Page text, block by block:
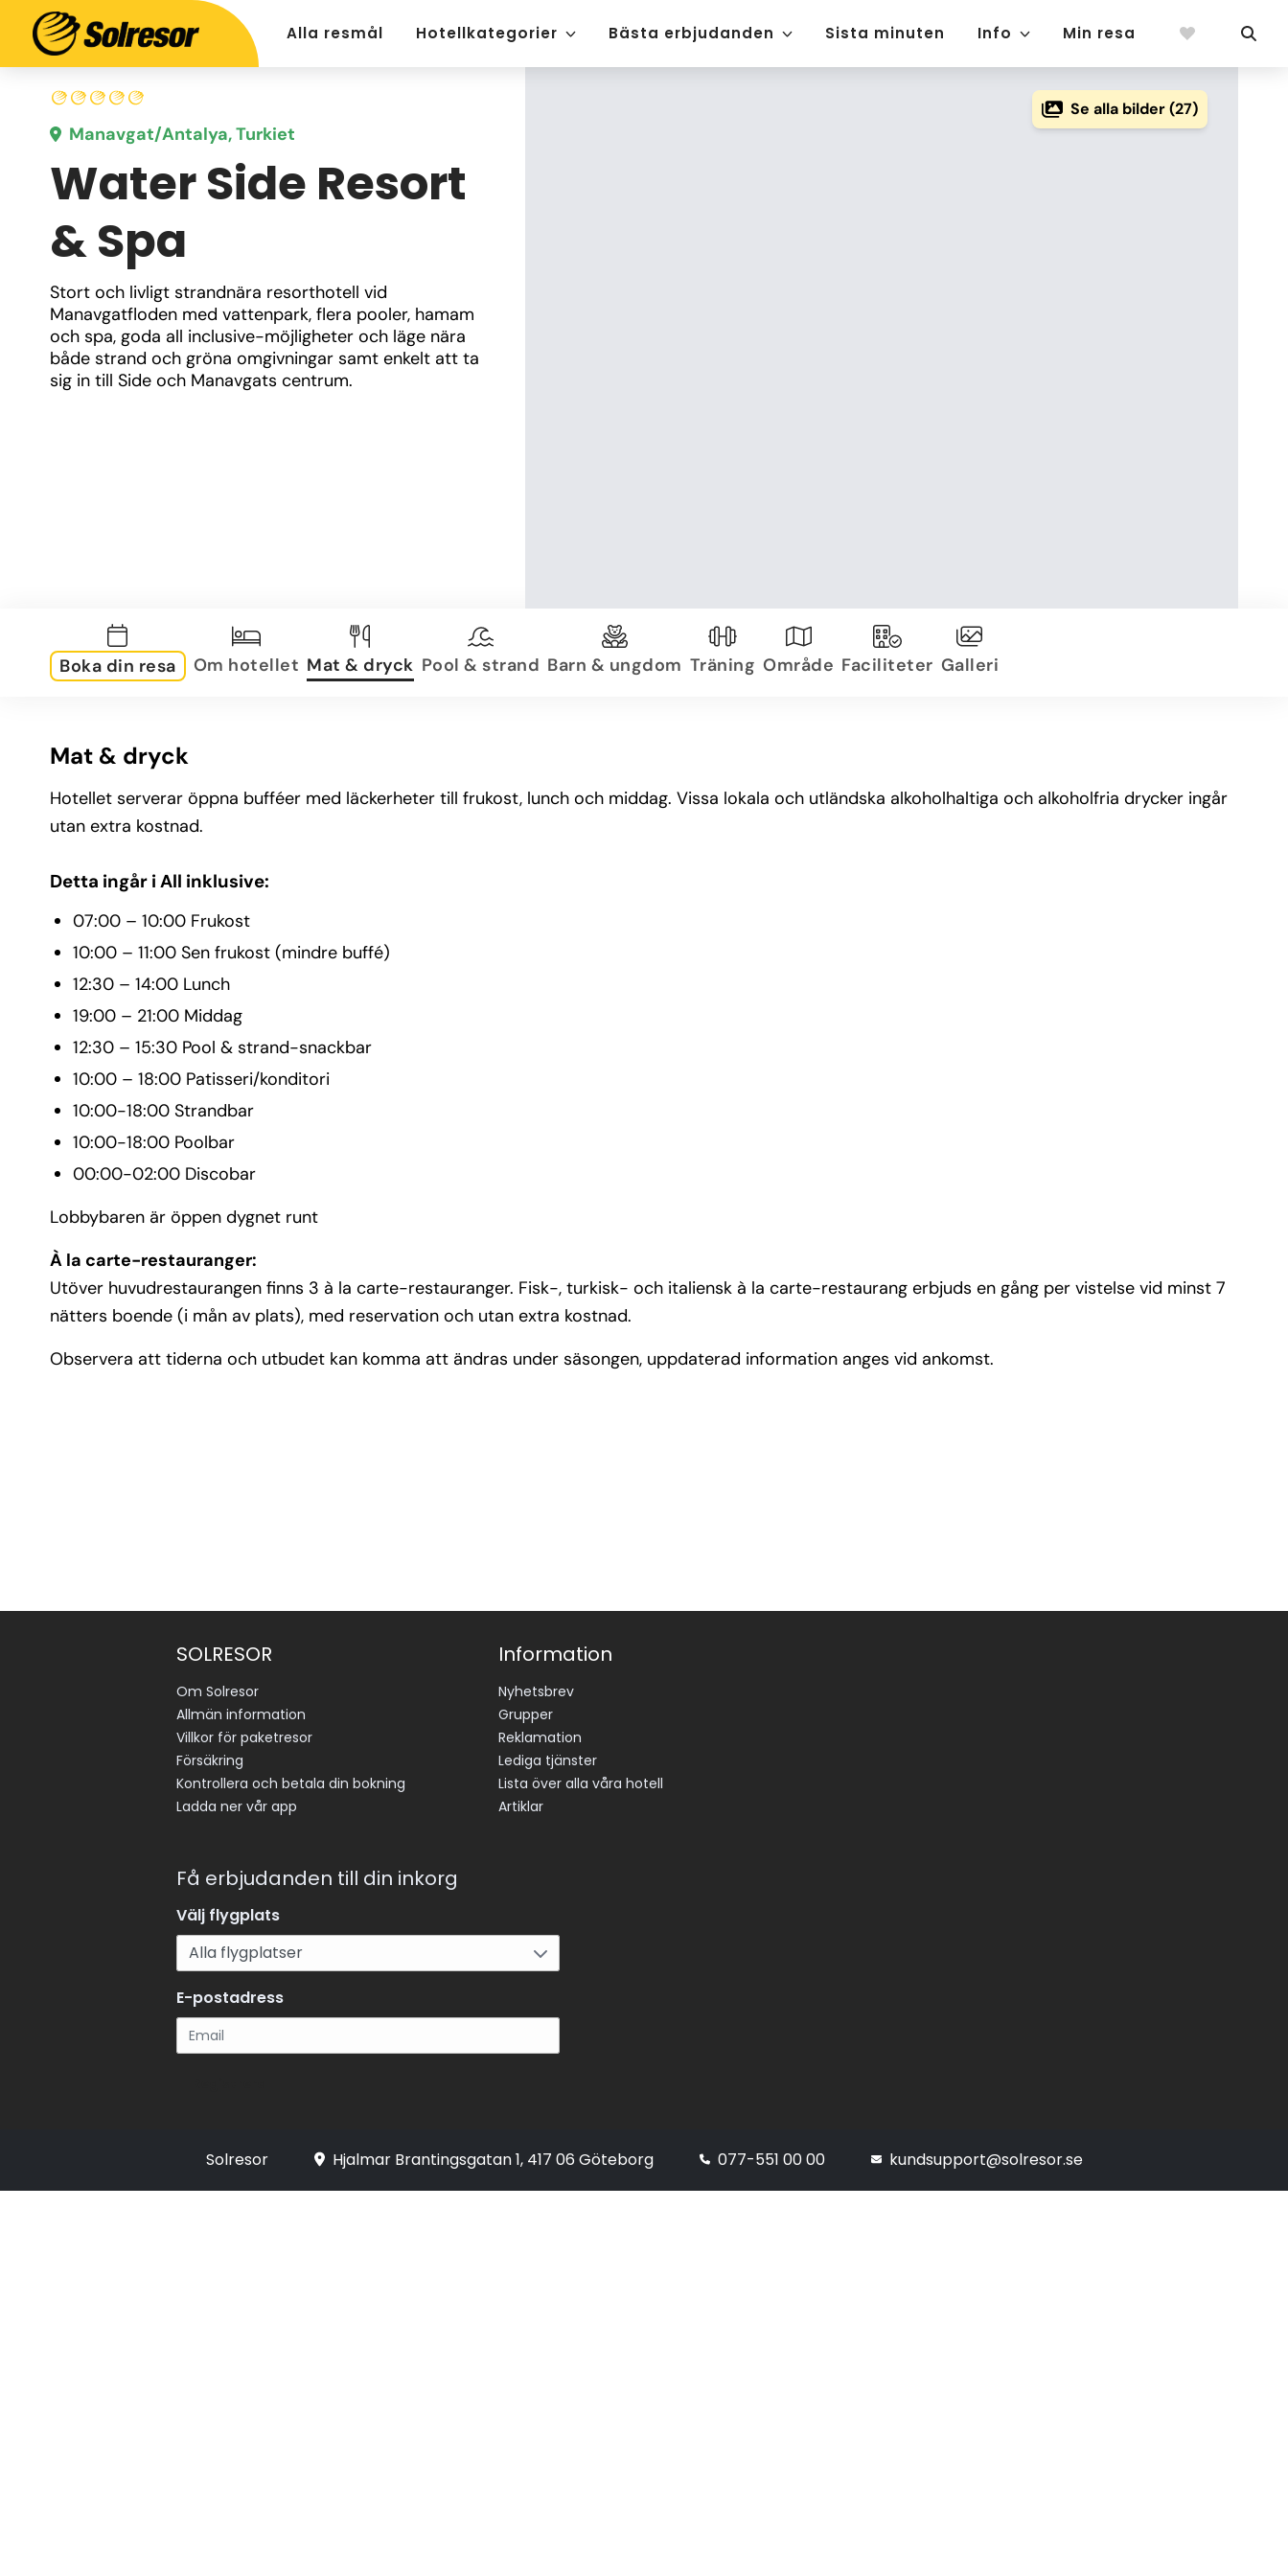
Alla resmål Hotellkategorier Bästa erbjudanden Sista minuten Info Min resa
Manavgat/Antalya, Turkiet
Water Side Resort
& Spa
Stort och livligt strandnära resorthotell vid
Manavgatfloden med vattenpark, flera pooler, hamam
och spa, goda all inclusive-möjligheter och läge nära
både strand och gröna omgivningar samt enkelt att ta
sig in till Side och Manavgats centrum.
Se alla bilder (27)
Boka din resa Om hotellet Mat & dryck Pool & strand Barn & ungdom Träning Område Faciliteter Galleri
Mat & dryck
Hotellet serverar öppna bufféer med läckerheter till frukost, lunch och middag. Vissa lokala och utländska alkoholhaltiga och alkoholfria drycker ingår
utan extra kostnad.
Detta ingår i All inklusive:
07:00 – 10:00 Frukost
10:00 – 11:00 Sen frukost (mindre buffé)
12:30 – 14:00 Lunch
19:00 – 21:00 Middag
12:30 – 15:30 Pool & strand-snackbar
10:00 – 18:00 Patisseri/konditori
10:00-18:00 Strandbar
10:00-18:00 Poolbar
00:00-02:00 Discobar
Lobbybaren är öppen dygnet runt
À la carte-restauranger:
Utöver huvudrestaurangen finns 3 à la carte-restauranger. Fisk-, turkisk- och italiensk à la carte-restaurang erbjuds en gång per vistelse vid minst 7
nätters boende (i mån av plats), med reservation och utan extra kostnad.
Observera att tiderna och utbudet kan komma att ändras under säsongen, uppdaterad information anges vid ankomst.
SOLRESOR
Om Solresor
Allmän information
Villkor för paketresor
Försäkring
Kontrollera och betala din bokning
Ladda ner vår app
Information
Nyhetsbrev
Grupper
Reklamation
Lediga tjänster
Lista över alla våra hotell
Artiklar
Få erbjudanden till din inkorg
Välj flygplats
E-postadress
Solresor Hjalmar Brantingsgatan 1, 417 06 Göteborg 077-551 00 00 kundsupport@solresor.se